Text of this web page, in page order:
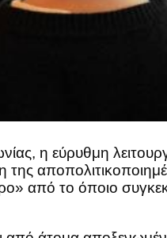
η εύρυθμη
από το όποιο